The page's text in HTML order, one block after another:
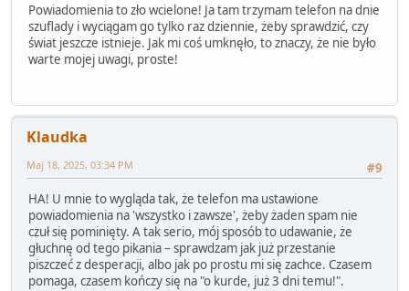
Powiadomienia to zło wcielone! Ja tam trzymam telefon na dnie
szuflady i wyciągam go tylko raz dziennie, żeby sprawdzić, czy
świat jeszcze istnieje. Jak mi coś umknęło, to znaczy, że nie było
warte mojej uwagi, proste!
Klaudka
#9
Maj 18, 2025, 03:34 PM
HA! U mnie to wygląda tak, że telefon ma ustawione
powiadomienia na 'wszystko i zawsze', żeby żaden spam nie
czuł się pominięty. A tak serio, mój sposób to udawanie, że
głuchnę od tego pikania – sprawdzam jak już przestanie
piszczeć z desperacji, albo jak po prostu mi się zachce. Czasem
pomaga, czasem kończy się na "o kurde, już 3 dni temu!".